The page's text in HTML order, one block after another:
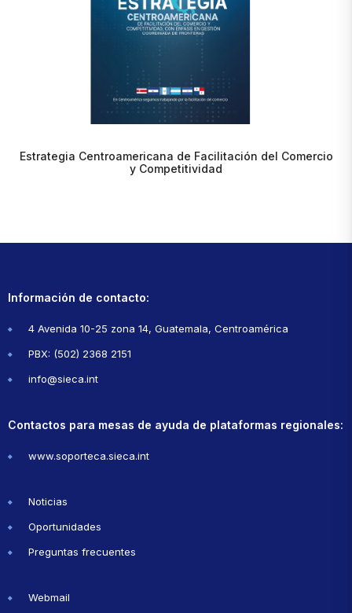
Estrategia Centroamericana de Facilitación del Comercio
y Competitividad
Información de contacto:
4 Avenida 10-25 zona 14, Guatemala, Centroamérica
PBX: (502) 2368 2151
info@sieca.int
Contactos para mesas de ayuda de plataformas regionales:
www.soporteca.sieca.int
Noticias
Oportunidades
Preguntas frecuentes
Webmail